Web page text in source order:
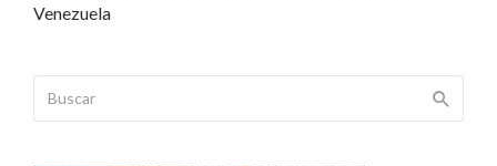
Venezuela